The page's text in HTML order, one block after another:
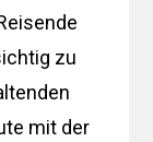
zu
mit der